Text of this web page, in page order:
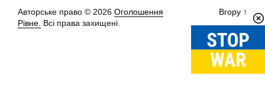
Авторське право © 2026 Оголошення
Рівне. Всі права захищені.
Вгору ↑